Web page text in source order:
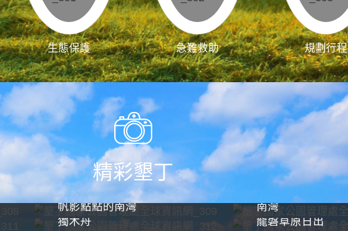
生態保護 急難救助 規劃行程
精彩墾丁
帆影點點的南灣
南灣
獨木舟
龍磐草原日出